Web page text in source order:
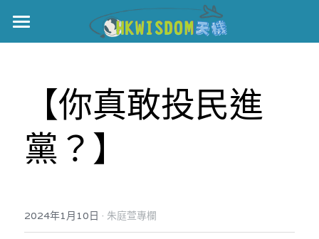
主頁
伊美戰爭
黎智英案
美西媒體謊言實錄
宏福‧革新
港聞
【你真敢投民進
黨？】
2024年1月10日 · 朱庭萱專欄